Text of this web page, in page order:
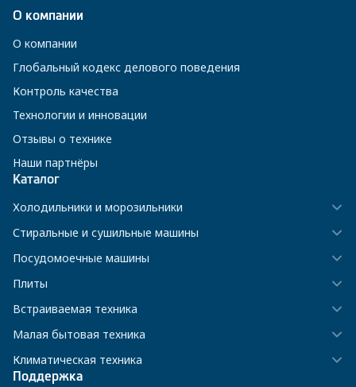
О компании
О компании
Глобальный кодекс делового поведения
Контроль качества
Технологии и инновации
Отзывы о технике
Наши партнёры
Каталог
Холодильники и морозильники
Стиральные и сушильные машины
Посудомоечные машины
Плиты
Встраиваемая техника
Малая бытовая техника
Климатическая техника
Поддержка